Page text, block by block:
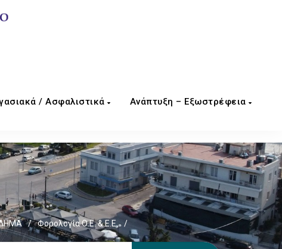
/ Ασφαλιστικά Ανάπτυξη – Εξωστρέφεια
/ Φορολογία Ο.Ε. & Ε.Ε. /